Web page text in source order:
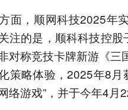
面，顺网科技2025年
注的是，顺科科技控
对称竞技卡牌新游《
策略体验，2025年8月
络游戏”，并于今年4月